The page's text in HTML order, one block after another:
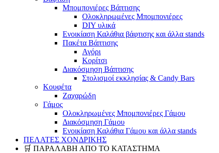
Μπομπονιέρες Βάπτισης
Ολοκληρωμένες Μπομπονιέρες
DIY υλικά
Ενοικίαση Καλάθια βάφτισης και άλλα stands
Πακέτα Βάπτισης
Αγόρι
Κορίτσι
Διακόσμηση Βάπτισης
Στολισμοί εκκλησίας & Candy Bars
Κουφέτα
Ζαχαρώδη
Γάμος
Ολοκληρωμένες Μπομπονιέρες Γάμου
Διακόσμηση Γάμου
Ενοικίαση Καλάθια Γάμου και άλλα stands
ΠΕΛΑΤΕΣ ΧΟΝΔΡΙΚΗΣ
🛒 ΠΑΡΑΛΑΒΗ ΑΠΟ ΤΟ ΚΑΤΑΣΤΗΜΑ